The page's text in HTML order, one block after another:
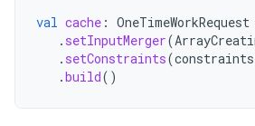
val cache : OneTimeWorkRequest
. setInputMerger(
. setConstraints(constraints
.build()